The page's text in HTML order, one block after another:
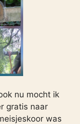
nu mocht ik
gratis naar
was